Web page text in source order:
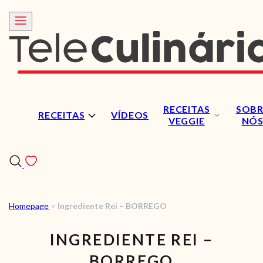
RECEITAS VÍDEOS
RECEITAS
VEGGIE
NÓS
RECEITAS
VÍDEOS
Homepage > Ingrediente Rei – BORREGO
INGREDIENTE REI –